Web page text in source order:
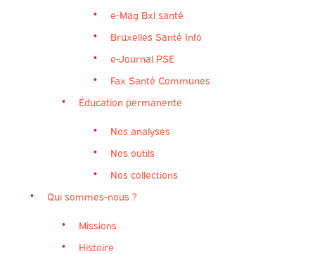
e-Mag Bxl santé
Bruxelles Santé Info
e-Journal PSE
Fax Santé Communes
Éducation permanente
Nos analyses
Nos outils
Nos collections
Qui sommes-nous ?
Missions
Histoire